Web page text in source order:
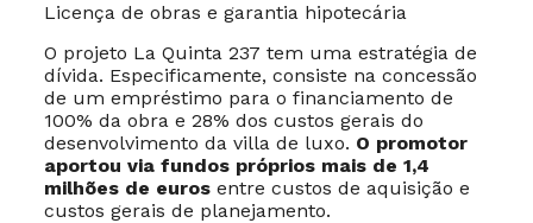
Licença de obras e garantia hipotecária
O projeto La Quinta 237 tem uma estratégia de
dívida. Especificamente, consiste na concessão
de um empréstimo para o financiamento de
100% da obra e 28% dos custos gerais do
desenvolvimento da villa de luxo. O promotor
aportou via fundos próprios mais de 1,4
milhões de eurosentre custos de aquisição e
custos gerais de planejamento.